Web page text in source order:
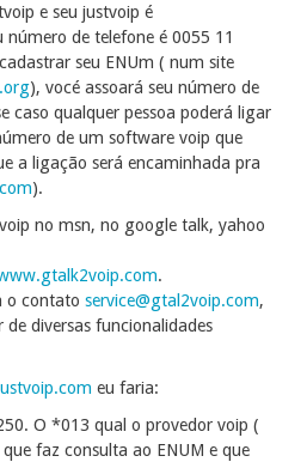
e seu justvoip é
número de telefone é 0055 11
seu ENUm ( num site
), vocé assoará seu número de
caso qualquer pessoa poderá ligar
de um software voip que
a ligação será encaminhada pra
).
no msn, no google talk, yahoo
.
o contato service@gtal2voip.com,
diversas funcionalidades
eu faria:
O *013 qual o provedor voip (
que faz consulta ao ENUM e que